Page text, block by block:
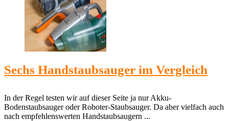
Sechs Handstaubsauger im Vergleich
In der Regel testen wir auf dieser Seite ja nur Akku-
Bodenstaubsauger oder Roboter-Staubsauger. Da aber vielfach auch
nach empfehlenswerten Handstaubsaugern ...